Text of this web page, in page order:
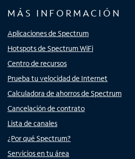
MÁS INFORMACIÓN
Aplicaciones de Spectrum
Hotspots de Spectrum WiFi
Centro de recursos
Prueba tu velocidad de Internet
Calculadora de ahorros de Spectrum
Cancelación de contrato
Lista de canales
¿Por qué Spectrum?
Servicios en tu área